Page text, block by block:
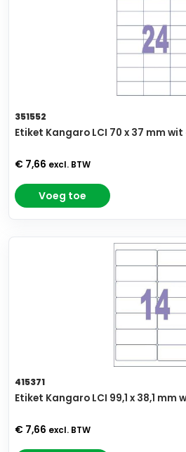
351552
Etiket Kangaro LCI 70 x 37 mm
€ 7,66 excl. BTW
Voeg toe
415371
Etiket Kangaro LCI 99,1 x 38,1 mm
€ 7,66 excl. BTW